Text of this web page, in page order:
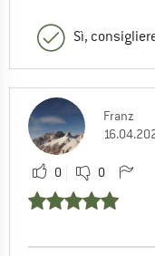
Sì,
Franz
0 0